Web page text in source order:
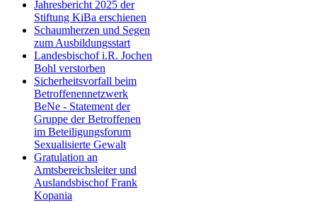
Jahresbericht 2025 der
Stiftung KiBa erschienen
Schaumherzen und Segen
zum Ausbildungsstart
Landesbischof i.R. Jochen
Bohl verstorben
Sicherheitsvorfall beim
Betroffenennetzwerk
BeNe - Statement der
Gruppe der Betroffenen
im Beteiligungsforum
Sexualisierte Gewalt
Gratulation an
Amtsbereichsleiter und
Auslandsbischof Frank
Kopania